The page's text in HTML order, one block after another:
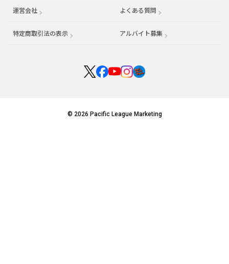
運営会社 （別ウィンドウで開く） よくある質問
特定商取引法の表示 アルバイト募集 （別ウィンドウで開く
© 2026 Pacific League Marketing